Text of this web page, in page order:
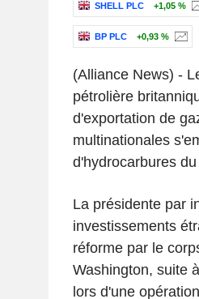
SHELL PLC +1,05 %
BP PLC +0,93 %
(Alliance News) -
pétrolière
d'exportation de
multinationales
d'hydrocarbures
La présidente par
investissements
réforme par le
Washington, suite
lors d'une